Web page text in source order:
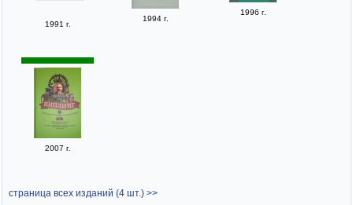
1991 г.
1994 г.
1996 г.
2007 г.
страница всех изданий (4 шт.) >>